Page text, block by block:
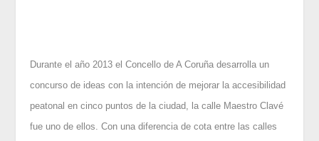
Durante el año 2013 el Concello de A Coruña desarrolla un
concurso de ideas con la intención de mejorar la accesibilidad
peatonal en cinco puntos de la ciudad, la calle Maestro Clavé
fue uno de ellos. Con una diferencia de cota entre las calles